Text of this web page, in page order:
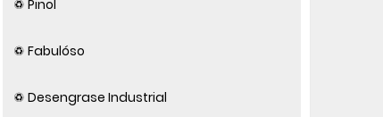
♽ Pinol
♽ Fabulóso
♽ Desengrase Industrial